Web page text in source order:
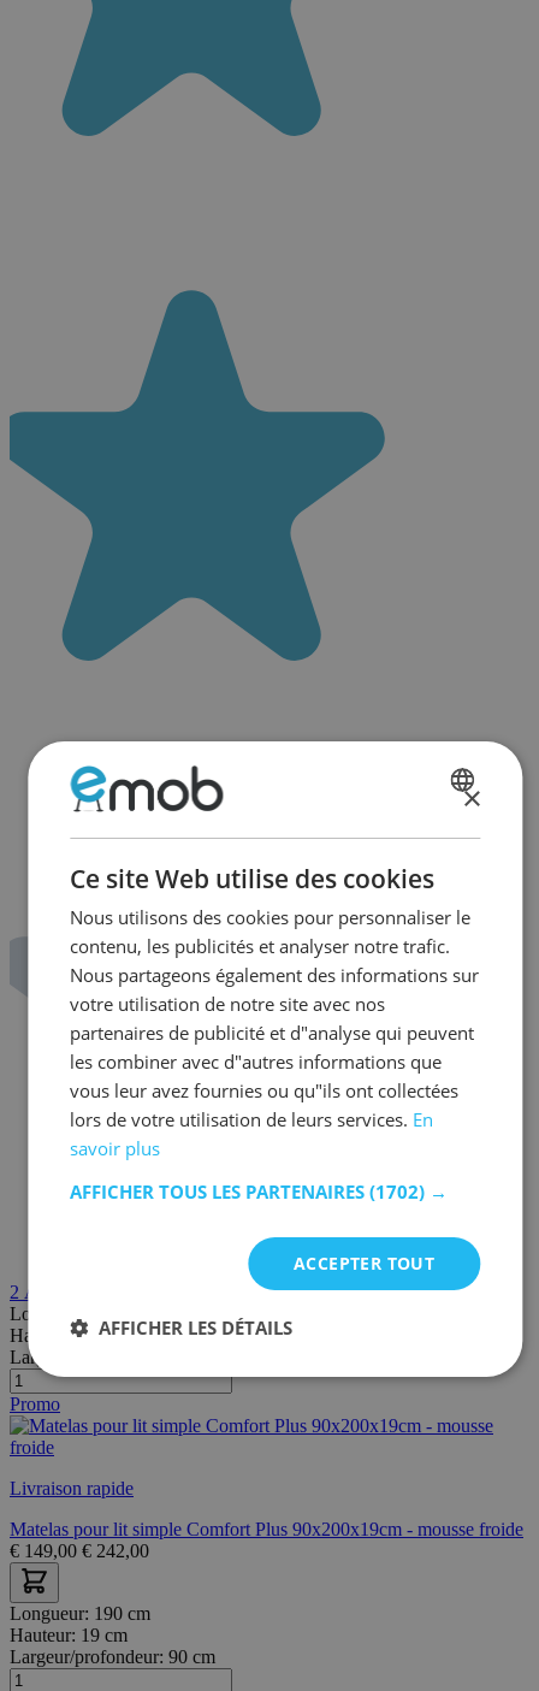
2 Avis
Longueur:
Hauteur:19 cm
Largeur/profondeur:
Promo
Livraison rapide
Matelas pour lit simple Comfort Plus 90x200x19cm - mousse froide
€ 149,00 € 242,00
Longueur: 190 cm
Hauteur: 19 cm
Largeur/profondeur: 90 cm
×
Ce site Web utilise des cookies
Nous utilisons des cookies pour personnaliser le
contenu, les publicités et analyser notre trafic.
Nous partageons également des informations sur
votre utilisation de notre site avec nos
partenaires de publicité et d"analyse qui peuvent
les combiner avec d"autres informations que
vous leur avez fournies ou qu"ils ont collectées
lors de votre utilisation de leurs services. En
savoir plus
AFFICHER TOUS LES PARTENAIRES (1702) →
ACCEPTER TOUT
AFFICHER LES DÉTAILS